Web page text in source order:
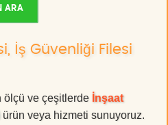
ARA
İş Güvenliği Filesi
ölçü ve çeşitlerde İnşaat
ürün veya hizmeti sunuyoruz.